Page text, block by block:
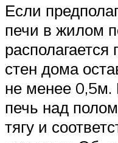
Если
печи в жилом
стен дома
не менее 0,5м.
печь над
тягу и